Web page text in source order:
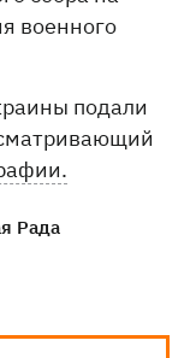
военного
подали
Рада